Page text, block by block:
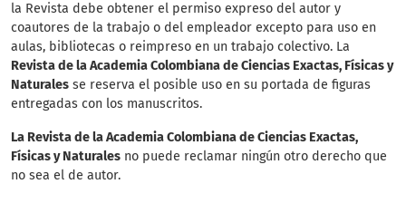
la Revista debe obtener el permiso expreso del autor y
coautores de la trabajo o del empleador excepto para uso en
aulas, bibliotecas o reimpreso en un trabajo colectivo. La
Revista de la Academia Colombiana de Ciencias Exactas, Físicas y
Naturales se reserva el posible uso en su portada de figuras
entregadas con los manuscritos.
La Revista de la Academia Colombiana de Ciencias Exactas,
Físicas y Naturales no puede reclamar ningún otro derecho que
no sea el de autor.